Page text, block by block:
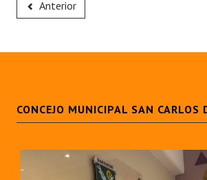
Entrega de distinciones
Anterior
CONCEJO MUNICIPAL SAN CARLOS